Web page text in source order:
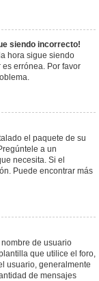
siendo incorrecto!
hora sigue siendo
errónea. Por favor
el paquete de su
a un
necesita. Si el
Puede encontrar más
de usuario
que utilice el foro,
usuario, generalmente
de mensajes